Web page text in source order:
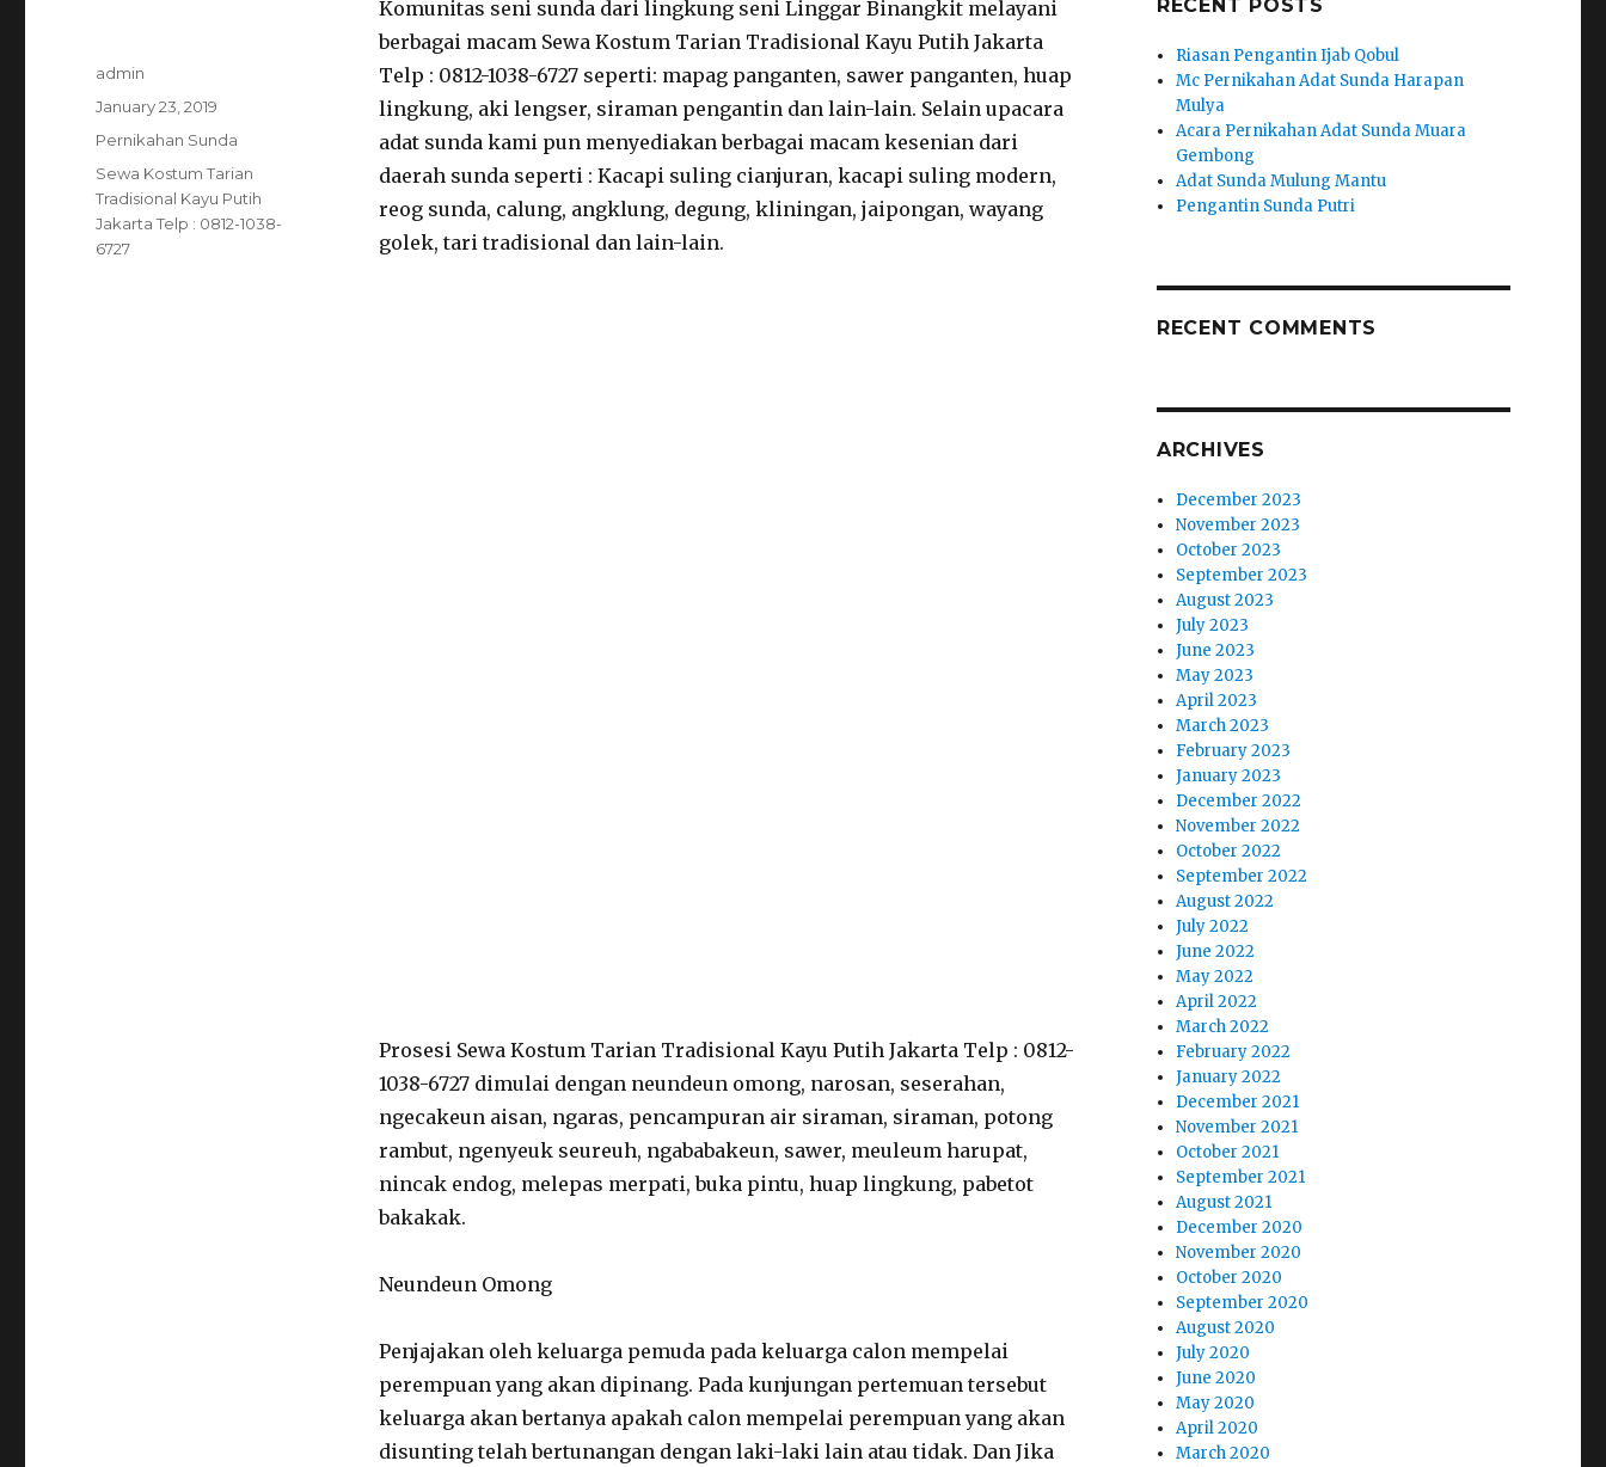
Komunitas seni sunda dari lingkung seni Linggar Binangkit melayani
berbagai macam Sewa Kostum Tarian Tradisional Kayu Putih Jakarta
Telp : 0812-1038-6727 seperti: mapag panganten, sawer panganten, huap
lingkung, aki lengser, siraman pengantin dan lain-lain. Selain upacara
adat sunda kami pun menyediakan berbagai macam kesenian dari
daerah sunda seperti : Kacapi suling cianjuran, kacapi suling modern,
reog sunda, calung, angklung, degung, kliningan, jaipongan, wayang
golek, tari tradisional dan lain-lain.
Prosesi Sewa Kostum Tarian Tradisional Kayu Putih Jakarta Telp : 0812-
1038-6727 dimulai dengan neundeun omong, narosan, seserahan,
ngecakeun aisan, ngaras, pencampuran air siraman, siraman, potong
rambut, ngenyeuk seureuh, ngababakeun, sawer, meuleum harupat,
nincak endog, melepas merpati, buka pintu, huap lingkung, pabetot
bakakak.
Neundeun Omong
Penjajakan oleh keluarga pemuda pada keluarga calon mempelai
perempuan yang akan dipinang. Pada kunjungan pertemuan tersebut
keluarga akan bertanya apakah calon mempelai perempuan yang akan
disunting telah bertunangan dengan laki-laki lain atau tidak. Dan Jika
Author
admin
Posted
January 23, 2019
Categories
Pernikahan Sunda
Tags
Sewa Kostum Tarian
Tradisional Kayu Putih
Jakarta Telp : 0812-1038-
6727
RECENT POSTS
Riasan Pengantin Ijab Qobul
Mc Pernikahan Adat Sunda Harapan
Mulya
Acara Pernikahan Adat Sunda Muara
Gembong
Adat Sunda Mulung Mantu
Pengantin Sunda Putri
RECENT COMMENTS
ARCHIVES
December 2023
November 2023
October 2023
September 2023
August 2023
July 2023
June 2023
May 2023
April 2023
March 2023
February 2023
January 2023
December 2022
November 2022
October 2022
September 2022
August 2022
July 2022
June 2022
May 2022
April 2022
March 2022
February 2022
January 2022
December 2021
November 2021
October 2021
September 2021
August 2021
December 2020
November 2020
October 2020
September 2020
August 2020
July 2020
June 2020
May 2020
April 2020
March 2020